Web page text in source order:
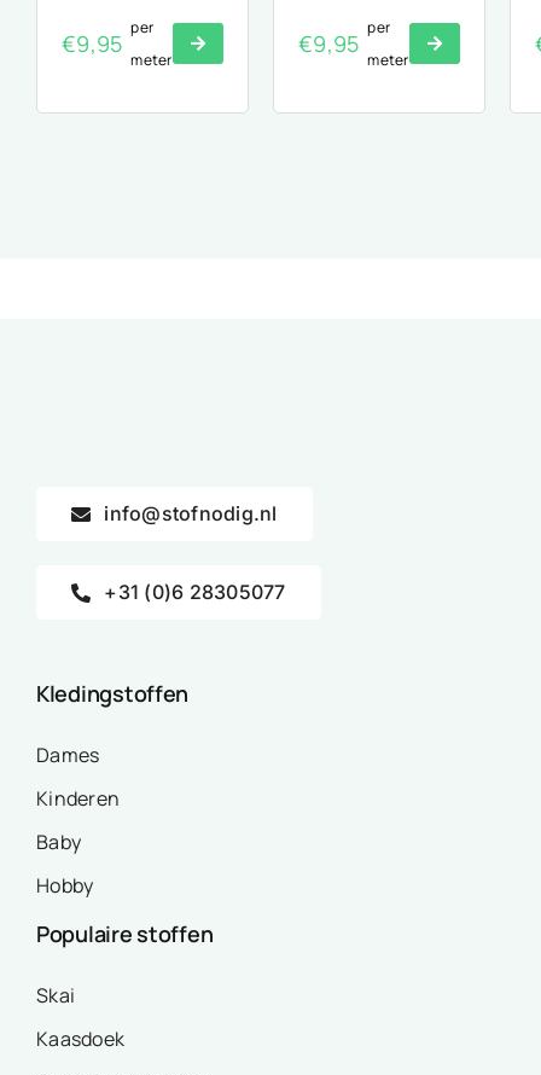
€9,95
per
meter
€9,95
per
meter
info@stofnodig.nl
+31 (0)6 28305077
Kledingstoffen
Dames
Kinderen
Baby
Hobby
Populaire stoffen
Skai
Kaasdoek